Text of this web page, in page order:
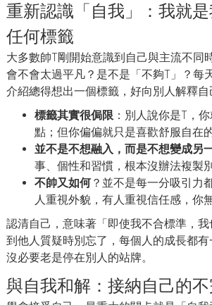
重新認識「自我」：我就
任何標籤
大多數帥T剛開始意識到自己與主流不同
會不會太過平凡？是不是「不夠T」？每
介紹總得想出一個標籤，好向別人解釋自
標籤其實很侷限 ：別人說你是T，
點；但你偏偏就只是喜歡舒服自在的
並不是不想融入，而是不想變成另
事、個性和習慣，根本沒辦法複製
不帥又如何？並不是每一分吸引力
人重視外貌，有人重視信任感，你
認清自己，意味著「即使我不合標準，
到他人質疑時別忘了，每個人的成長都有
沒必要老是停在別人的站牌。
與自我和解：接納自己的